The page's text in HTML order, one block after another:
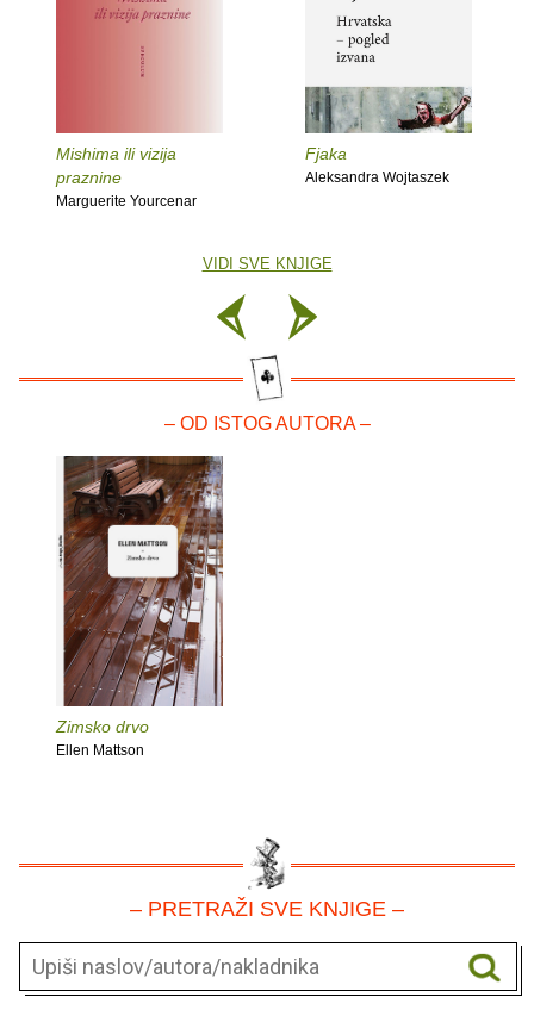
Mishima ili vizija
praznine
Marguerite Yourcenar
Fjaka
Aleksandra Wojtaszek
VIDI SVE KNJIGE
– OD ISTOG AUTORA –
Zimsko drvo
Ellen Mattson
– PRETRAŽI SVE KNJIGE –